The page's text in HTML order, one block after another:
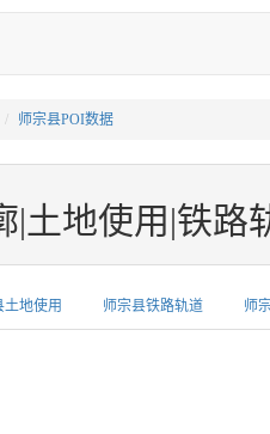
师宗县POI数据
土地使用|铁路
土地使用 师宗县铁路轨道 师